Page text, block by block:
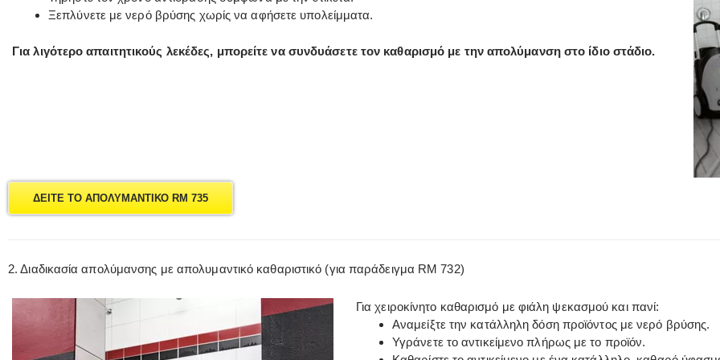
Ξεπλύνετε με νερό βρύσης χωρίς να αφήσετε υπολείμματα.
Για λιγότερο απαιτητικούς λεκέδες, μπορείτε να συνδυάσετε τον καθαρισμό με την απολύμανση στο ίδιο στάδιο.
ΔΕΙΤΕ ΤΟ ΑΠΟΛΥΜΑΝΤΙΚΟ RM 735
2. Διαδικασία απολύμανσης με απολυμαντικό καθαριστικό (για παράδειγμα RM 732)
Για χειροκίνητο καθαρισμό με φιάλη ψεκασμού και πανί:
Αναμείξτε την κατάλληλη δόση προϊόντος με νερό βρύσης.
Υγράνετε το αντικείμενο πλήρως με το προϊόν.